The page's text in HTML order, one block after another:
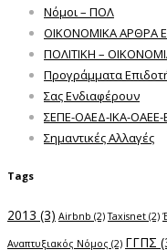
Νόμοι – ΠΟΛ
ΟΙΚΟΝΟΜΙΚΑ ΑΡΘΡΑ
ΠΟΛΙΤΙΚΗ –
Προγράμματα
Σας Ενδιαφέρουν
ΣΕΠΕ-ΟΑΕΔ-ΙΚΑ-ΟΑΕΕ-
Σημαντικές Αλλαγές
Tags
2013 (3) Airbnb (2) Taxisnet (2)
Αναπτυξιακός Νόμος (2) ΓΓΠΣ